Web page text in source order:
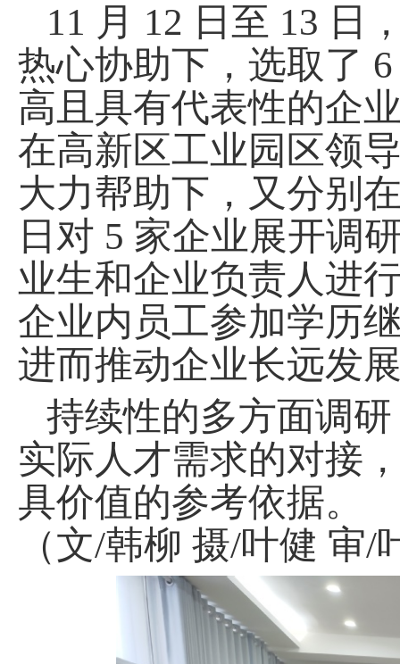
11 月 12 日至 13 日
热心协助下，选取了
高且具有代表性的企
在高新区工业园区领
大力帮助下，又分别
日对 5 家企业展开调
业生和企业负责人进
企业内员工参加学历
进而推动企业长远发
持续性的多方面调
实际人才需求的对接
具价值的参考依据。
（文/韩柳 摄/叶健 审/